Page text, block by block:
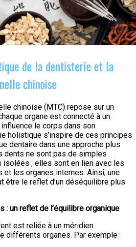
de la dentisterie et la
chinoise
chinoise (MTC) repose sur un
organe est connecté à un
le corps dans son
holistique s’inspire de ces principes
dentaire dans une approche plus
dents ne sont pas de simples
isolées ; elles sont en lien avec les
les organes internes. Ainsi, une
être le reflet d’un déséquilibre plus
: un reflet de l’équilibre organique
est reliée à un méridien
différents organes. Par exemple :